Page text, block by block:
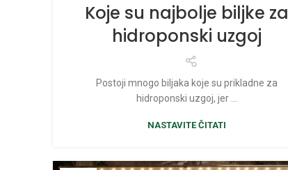
Koje su najbolje biljke za
hidroponski uzgoj
Postoji mnogo biljaka koje su prikladne za
hidroponski uzgoj, jer ...
NASTAVITE ČITATI